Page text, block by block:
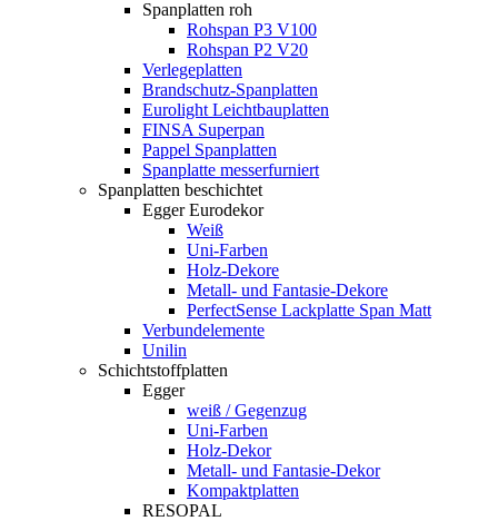
Spanplatten roh
Rohspan P3 V100
Rohspan P2 V20
Verlegeplatten
Brandschutz-Spanplatten
Eurolight Leichtbauplatten
FINSA Superpan
Pappel Spanplatten
Spanplatte messerfurniert
Spanplatten beschichtet
Egger Eurodekor
Weiß
Uni-Farben
Holz-Dekore
Metall- und Fantasie-Dekore
PerfectSense Lackplatte Span Matt
Verbundelemente
Unilin
Schichtstoffplatten
Egger
weiß / Gegenzug
Uni-Farben
Holz-Dekor
Metall- und Fantasie-Dekor
Kompaktplatten
RESOPAL